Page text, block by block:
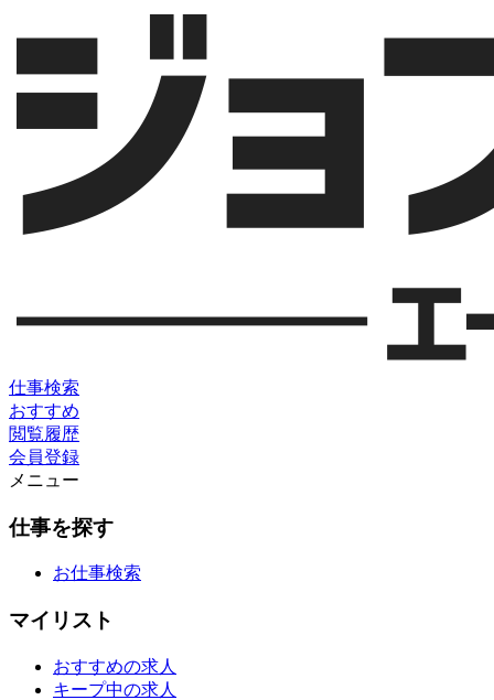
仕事検索
おすすめ
閲覧履歴
会員登録
メニュー
仕事を探す
お仕事検索
マイリスト
おすすめの求人
キープ中の求人